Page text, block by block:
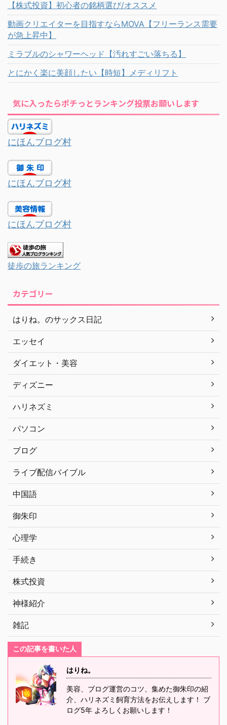
【株式投資】初心者の銘柄選び/オススメ
動画クリエイターを目指すならMOVA【フリーランス需要
が急上昇中】
ミラブルのシャワーヘッド【汚れすごい落ちる】
とにかく楽に美顔したい【時短】メディリフト
気に入ったらポチっとランキング投票お願いします
にほんブログ村
にほんブログ村
にほんブログ村
徒歩の旅ランキング
カテゴリー
はりね。のサックス日記
エッセイ
ダイエット・美容
ディズニー
ハリネズミ
パソコン
ブログ
ライブ配信バイブル
中国語
御朱印
心理学
手続き
株式投資
神様紹介
雑記
この記事を書いた人
はりね。
美容、ブログ運営のコツ、集めた御朱印の紹
介、ハリネズミ飼育方法をお伝えします！ ブ
ログ5年 よろしくお願いします！